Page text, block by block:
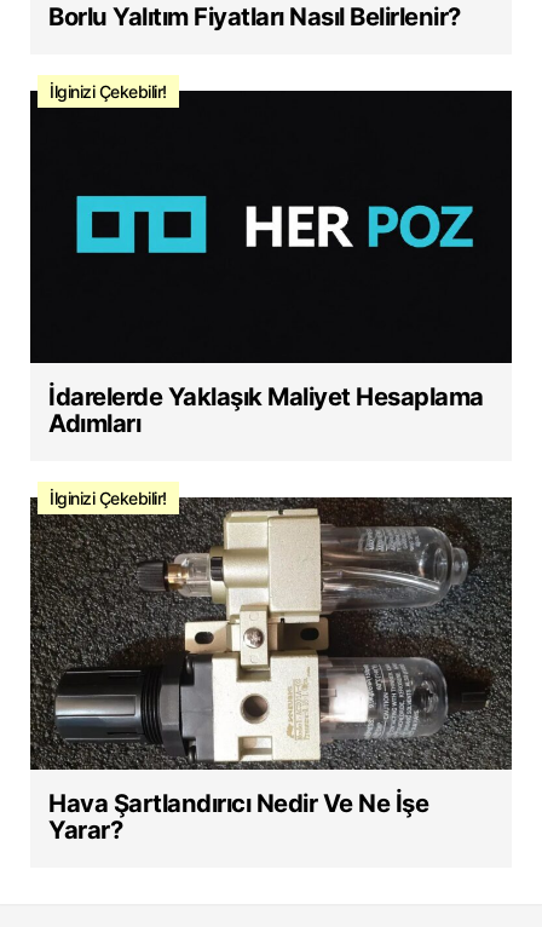
Borlu Yalıtım Fiyatları Nasıl Belirlenir?
İlginizi Çekebilir!
İdarelerde Yaklaşık Maliyet Hesaplama
Adımları
İlginizi Çekebilir!
Hava Şartlandırıcı Nedir Ve Ne İşe
Yarar?